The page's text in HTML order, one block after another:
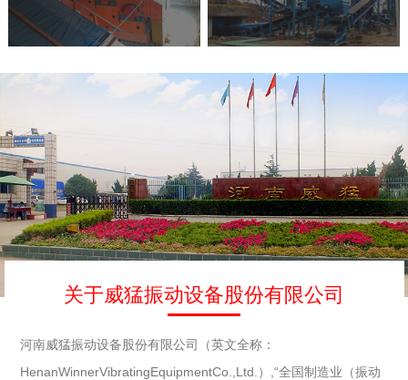
关于威猛振动设备股份有限公司
河南威猛振动设备股份有限公司（英文全称：
HenanWinnerVibratingEquipmentCo.,Ltd.）,“全国制造业（振动